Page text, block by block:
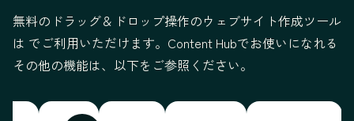
無料のドラッグ＆ドロップ操作のウェブサイト作成ツール
は でご利用いただけます。Content Hubでお使いになれる
その他の機能は、以下をご参照ください。